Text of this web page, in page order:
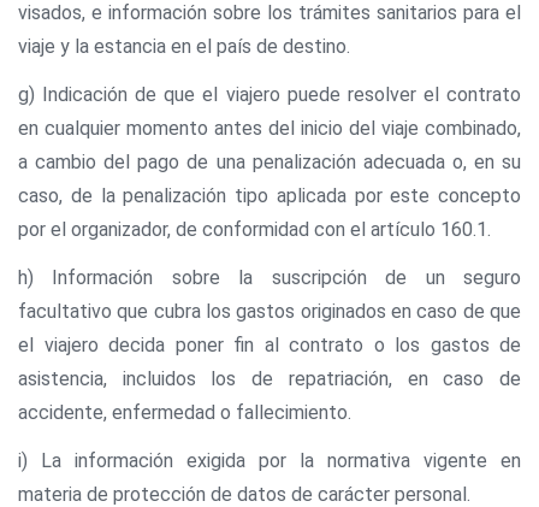
visados, e información sobre los trámites sanitarios para el
viaje y la estancia en el país de destino.
g) Indicación de que el viajero puede resolver el contrato
en cualquier momento antes del inicio del viaje combinado,
a cambio del pago de una penalización adecuada o, en su
caso, de la penalización tipo aplicada por este concepto
por el organizador, de conformidad con el artículo 160.1.
h) Información sobre la suscripción de un seguro
facultativo que cubra los gastos originados en caso de que
el viajero decida poner fin al contrato o los gastos de
asistencia, incluidos los de repatriación, en caso de
accidente, enfermedad o fallecimiento.
i) La información exigida por la normativa vigente en
materia de protección de datos de carácter personal.